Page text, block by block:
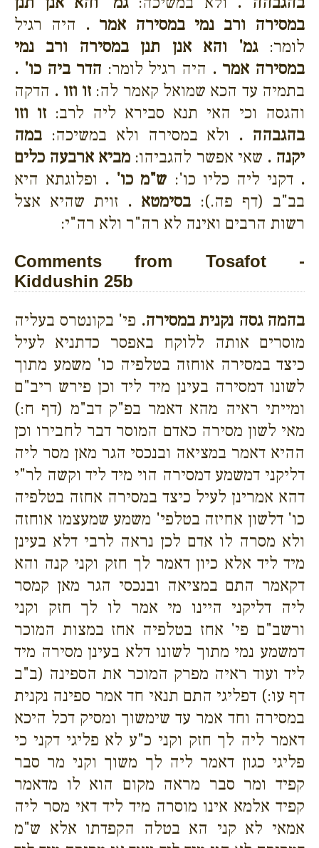
במסירה ורב נמי במסירה אמר . היה רגיל
לומר:גמ' והא אנן תנן במסירה ורב נמי
במסירה אמר . היה רגיל לומר: הדר ביה כו' .
בתמיה עד הכא שמואל קאמר לה: זו וזו . הדקה
והגסה וכי האי תנא סבירא ליה לרב: זו וזו
בהגבהה . ולא במסירה ולא במשיכה: במה
יקנה . שאי אפשר להגביהו: מביא ארבעה כלים
. דקני ליה כליו כו': ש"מ כו' . ופלוגתא היא
בב"ב (דף פה.): בסימטא . זוית שהיא אצל
רשות הרבים ואינה לא רה"ר ולא רה"י:
Comments from Tosafot -
Kiddushin 25b
בהמה גסה נקנית במסירה. פי' בקונטרס בעליה
מוסרים אותה ללוקח באפסר כדתניא לעיל
כיצד במסירה אוחזה בטלפיה כו' משמע מתוך
לשונו דמסירה בעינן מיד ליד וכן פירש ריב"ם
ומייתי ראיה מהא דאמר בפ"ק דב"מ (דף ח:)
מאי לשון מסירה כאדם המוסר דבר לחבירו וכן
ההיא דאמר במציאה ובנכסי הגר מאן מסר ליה
דליקני דמשמע דמסירה הוי מיד ליד וקשה לר"י
דהא אמרינן לעיל כיצד במסירה אחזה בטלפיה
כו' דלשון אחיזה בטלפי' משמע שמעצמו אוחזה
ולא מסרה לו אדם לכן נראה לרבי דלא בעינן
מיד ליד אלא כיון דאמר לך חזק וקני קנה והא
דקאמר התם במציאה ובנכסי הגר מאן קמסר
ליה דליקני היינו מי אמר לו לך חזק וקני
ורשב"ם פי' אחז בטלפיה אחז במצות המוכר
דמשמע נמי מתוך לשונו דלא בעינן מסירה מיד
ליד ועוד ראיה מפרק המוכר את הספינה (ב"ב
דף עו:) דפליגי התם תנאי חד אמר ספינה נקנית
במסירה וחד אמר עד שימשוך ומסיק דכל היכא
דאמר ליה לך חזק וקני כ"ע לא פליגי דקני כי
פליגי כגון דאמר ליה לך משוך וקני מר סבר
קפיד ומר סבר מראה מקום הוא לו מדאמר
קפיד אלמא אינו מוסרה מיד ליד דאי מסר ליה
אמאי לא קני הא בטלה הקפדתו אלא ש"מ